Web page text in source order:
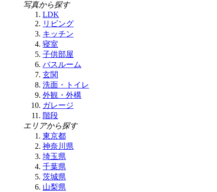
写真から探す
LDK
リビング
キッチン
寝室
子供部屋
バスルーム
玄関
洗面・トイレ
外観・外構
ガレージ
階段
エリアから探す
東京都
神奈川県
埼玉県
千葉県
茨城県
山梨県